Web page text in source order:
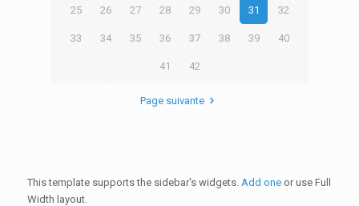
25 26 27 28 29 30 31 32
33 34 35 36 37 38 39 40
41 42
Page suivante
This template supports the sidebar's widgets. Add oneor use Full
Width layout.